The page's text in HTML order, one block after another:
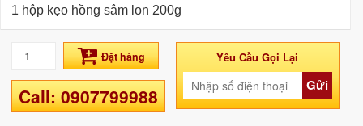
1 hộp kẹo hồng sâm lon 200g
Đặt hàng
Call: 0907799988
Yêu Cầu Gọi Lại
Gửi